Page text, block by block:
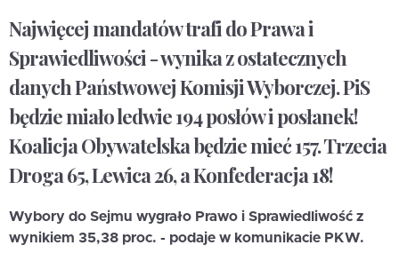
Najwięcej mandatów trafi do Prawa i
Sprawiedliwości - wynika z ostatecznych
danych Państwowej Komisji Wyborczej. PiS
będzie miało ledwie 194 posłów i posłanek!
Koalicja Obywatelska będzie mieć 157. Trzecia
Droga 65, Lewica 26, a Konfederacja 18!
Wybory do Sejmu wygrało Prawo i Sprawiedliwość z
wynikiem 35,38 proc. - podaje w komunikacie PKW.